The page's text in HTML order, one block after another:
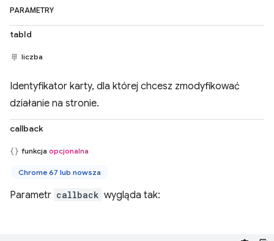
PARAMETRY
tabId
liczba
Identyfikator karty, dla której chcesz zmodyfikować
działanie na stronie.
callback
funkcja opcjonalna
Chrome 67 lub nowsza
Parametr callback wygląda tak: